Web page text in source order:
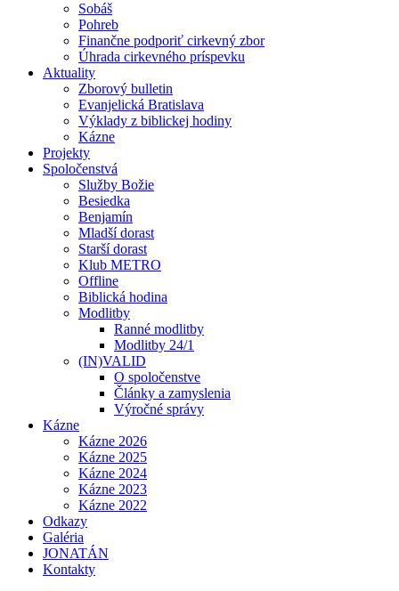
Sobáš
Pohreb
Finančne podporiť cirkevný zbor
Úhrada cirkevného príspevku
Aktuality
Zborový bulletin
Evanjelická Bratislava
Výklady z biblickej hodiny
Kázne
Projekty
Spoločenstvá
Služby Božie
Besiedka
Benjamín
Mladší dorast
Starší dorast
Klub METRO
Offline
Biblická hodina
Modlitby
Ranné modlitby
Modlitby 24/1
(IN)VALID
O spoločenstve
Články a zamyslenia
Výročné správy
Kázne
Kázne 2026
Kázne 2025
Kázne 2024
Kázne 2023
Kázne 2022
Odkazy
Galéria
JONATÁN
Kontakty